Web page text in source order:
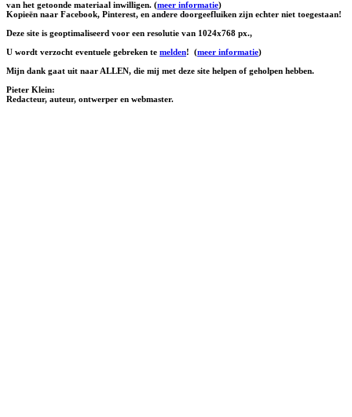
van het getoonde materiaal inwilligen. (meer informatie)
Kopieën naar Facebook, Pinterest, en andere doorgeefluiken zijn echter niet toegestaan!
Deze site is geoptimaliseerd voor een resolutie van 1024x768 px.,
U wordt verzocht eventuele gebreken te melden! (meer informatie)
Mijn dank gaat uit naar ALLEN, die mij met deze site helpen of geholpen hebben.
Pieter Klein:
Redacteur, auteur, ontwerper en webmaster.